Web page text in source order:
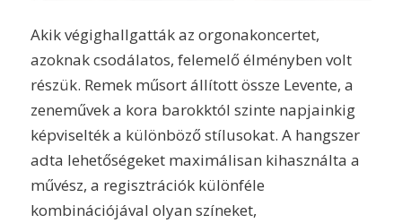
Akik végighallgatták az orgonakoncertet,
azoknak csodálatos, felemelő élményben volt
részük. Remek műsort állított össze Levente, a
zeneművek a kora barokktól szinte napjainkig
képviselték a különböző stílusokat. A hangszer
adta lehetőségeket maximálisan kihasználta a
művész, a regisztrációk különféle
kombinációjával olyan színeket,